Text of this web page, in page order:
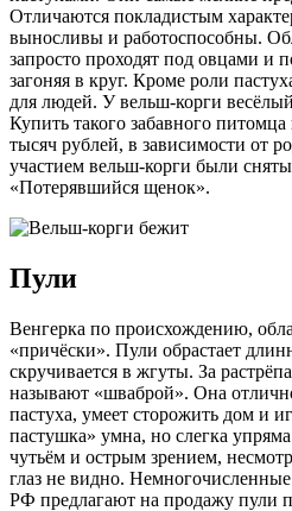
Отличаются покладистым
выносливы и работоспособны.
запросто проходят под овцами и
загоняя в круг. Кроме роли
для людей. У вельш-корги
Купить такого забавного
тысяч рублей, в зависимости от
участием вельш-корги были
«Потерявшийся щенок».
Пули
Венгерка по происхождению,
«причёски». Пули обрастает
скручивается в жгуты. За
называют «шваброй». Она
пастуха, умеет сторожить дом и
пастушка» умна, но слегка
чутьём и острым зрением,
глаз не видно.
РФ предлагают на продажу пули